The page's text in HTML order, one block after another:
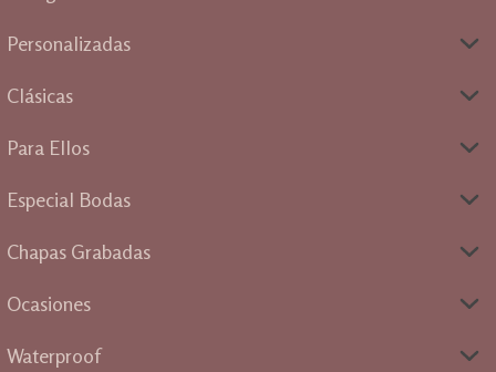
Personalizadas
Clásicas
Para Ellos
Especial Bodas
Chapas Grabadas
Ocasiones
Waterproof